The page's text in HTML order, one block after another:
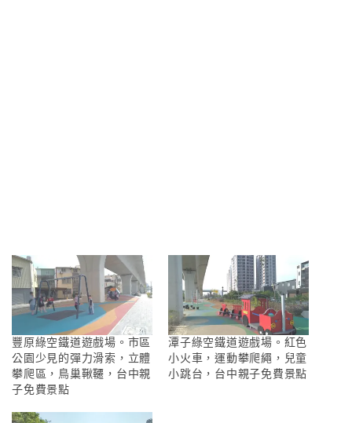
豐原綠空鐵道遊戲場。市區
公園少見的彈力滑索，立體
攀爬區，鳥巢鞦韆，台中親
子免費景點
潭子綠空鐵道遊戲場。紅色
小火車，運動攀爬繩，兒童
小跳台，台中親子免費景點